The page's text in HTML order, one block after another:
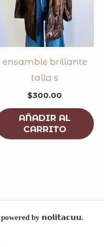
ensamble brillante
talla s
$300.00
AÑADIR AL
CARRITO
by 𝗻𝗼𝗹𝗶𝘁𝗮𝗰𝘂𝘂.